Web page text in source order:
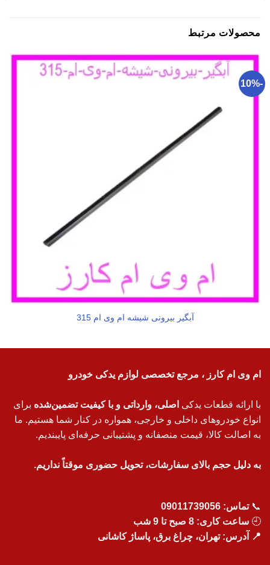
محصولات مرتبط
-10%
آبگیر بیرونی شیشه ام وی ام 315
ام وی ام کارز ، مرجع تخصصی لوازم یدکی خودرو
با ارائه قطعات یدکی اصلی، وارداتی و با کیفیت تضمین‌شده برای
انواع خودروهای داخلی و خارجی، همواره در کنار شما هستیم. ما
به اصالت کالا، قیمت منصفانه و پشتیبانی حرفه‌ای پایبندیم.
به دلیل حجم بالای سفارشات، تحویل حضوری موقتاً نداریم.
📞تماس: 09011739056
🕘 ساعت کاری: 8 صبح تا 9 شب
📍 آدرس: تهران، چراغ برق، پاساژ کاشانی